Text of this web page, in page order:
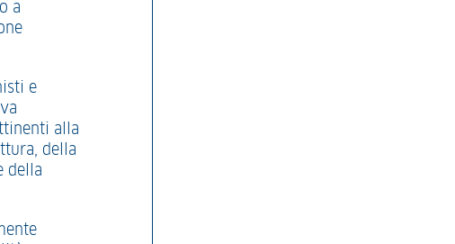
a
e
alla
della
della